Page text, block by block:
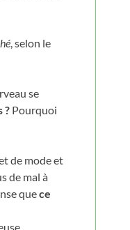
, selon le
se
? Pourquoi
de mode et
de mal à
quece